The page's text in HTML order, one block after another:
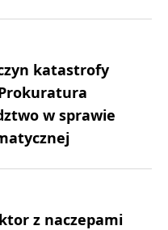
katastrofy
w sprawie
z naczepami